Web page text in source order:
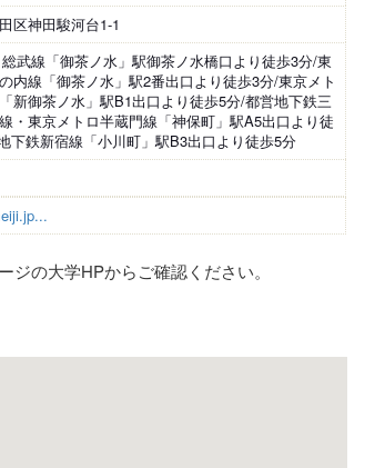
区神田駿河台1-1
武線「御茶ノ水」駅御茶ノ水橋口より徒歩3分/東
内線「御茶ノ水」駅2番出口より徒歩3分/東京メト
新御茶ノ水」駅B1出口より徒歩5分/都営地下鉄三
・東京メトロ半蔵門線「神保町」駅A5出口より徒
下鉄新宿線「小川町」駅B3出口より徒歩5分
の大学HPからご確認ください。